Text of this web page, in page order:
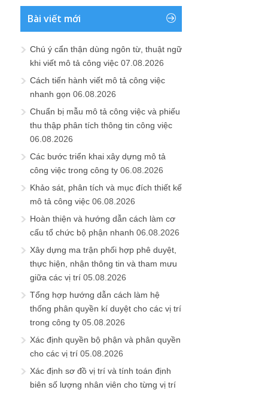
Bài viết mới
Chú ý cẩn thận dùng ngôn từ, thuật ngữ
khi viết mô tả công việc 07.08.2026
Cách tiến hành viết mô tả công việc
nhanh gọn 06.08.2026
Chuẩn bị mẫu mô tả công việc và phiếu
thu thập phân tích thông tin công việc
06.08.2026
Các bước triển khai xây dựng mô tả
công việc trong công ty 06.08.2026
Khảo sát, phân tích và mục đích thiết kế
mô tả công việc 06.08.2026
Hoàn thiện và hướng dẫn cách làm cơ
cấu tổ chức bộ phận nhanh 06.08.2026
Xây dựng ma trận phối hợp phê duyệt,
thực hiện, nhận thông tin và tham mưu
giữa các vị trí 05.08.2026
Tổng hợp hướng dẫn cách làm hệ
thống phân quyền kí duyệt cho các vị trí
trong công ty 05.08.2026
Xác định quyền bộ phận và phân quyền
cho các vị trí 05.08.2026
Xác định sơ đồ vị trí và tính toán định
biên số lượng nhân viên cho từng vị trí